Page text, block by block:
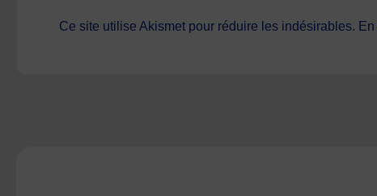
Ce site utilise Akismet pour réduire les indésirables.